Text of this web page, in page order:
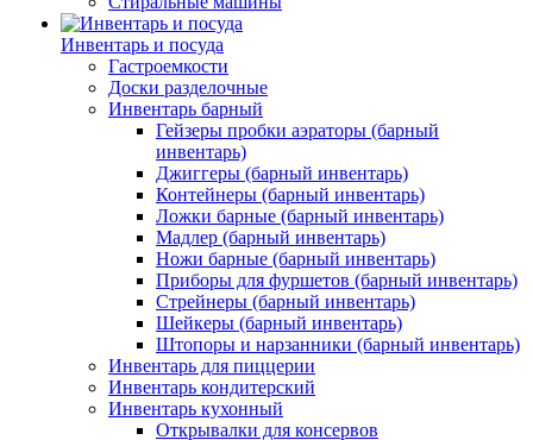
Инвентарь и посуда
Гастроемкости
Доски разделочные
Инвентарь барный
Гейзеры пробки аэраторы (барный
инвентарь)
Джиггеры (барный инвентарь)
Контейнеры (барный инвентарь)
Ложки барные (барный инвентарь)
Мадлер (барный инвентарь)
Ножи барные (барный инвентарь)
Приборы для фуршетов (барный инвентарь)
Стрейнеры (барный инвентарь)
Шейкеры (барный инвентарь)
Штопоры и нарзанники (барный инвентарь)
Инвентарь для пиццерии
Инвентарь кондитерский
Инвентарь кухонный
Открывалки для консервов